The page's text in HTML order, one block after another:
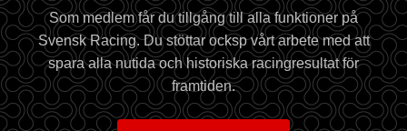
Som medlem får du tillgång till alla funktioner på
Svensk Racing. Du stöttar ocksp vårt arbete med att
spara alla nutida och historiska racingresultat för
framtiden.